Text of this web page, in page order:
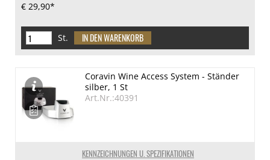
€ 29,90*
St.
KENNZEICHNUNGEN U. SPEZIFIKATIONEN
Coravin Wine Access System - Ständer
silber, 1 St
Art.Nr.:40391